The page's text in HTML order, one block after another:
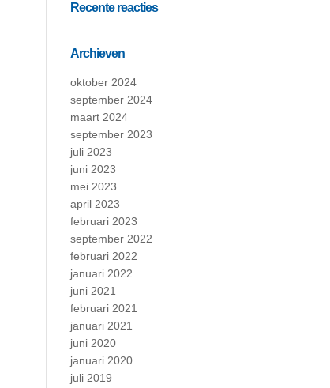
Recente reacties
Archieven
oktober 2024
september 2024
maart 2024
september 2023
juli 2023
juni 2023
mei 2023
april 2023
februari 2023
september 2022
februari 2022
januari 2022
juni 2021
februari 2021
januari 2021
juni 2020
januari 2020
juli 2019